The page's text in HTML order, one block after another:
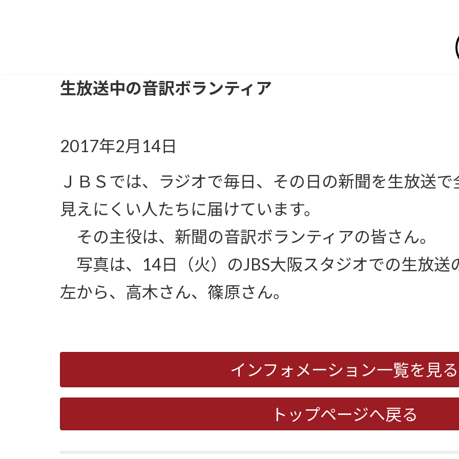
生放送中の音訳ボランティア
2017年2月14日
ＪＢＳでは、ラジオで毎日、その日の新聞を生放送
見えにくい人たちに届けています。
その主役は、新聞の音訳ボランティアの皆さん。
写真は、14日（火）のJBS大阪スタジオでの生放送
左から、高木さん、篠原さん。
インフォメーション一覧を見る
トップページへ戻る